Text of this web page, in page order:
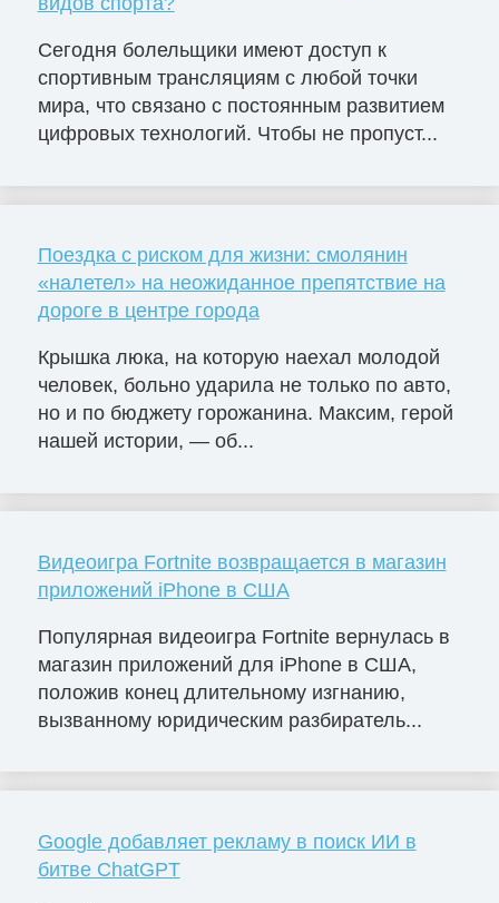
Сегодня болельщики имеют доступ к
спортивным трансляциям с любой точки
мира, что связано с постоянным развитием
цифровых технологий. Чтобы не пропуст...
Поездка с риском для жизни: смолянин
«налетел» на неожиданное препятствие на
дороге в центре города
Крышка люка, на которую наехал молодой
человек, больно ударила не только по авто,
но и по бюджету горожанина. Максим, герой
нашей истории, — об...
Видеоигра Fortnite возвращается в магазин
приложений iPhone в США
Популярная видеоигра Fortnite вернулась в
магазин приложений для iPhone в США,
положив конец длительному изгнанию,
вызванному юридическим разбиратель...
Google добавляет рекламу в поиск ИИ в
битве ChatGPT